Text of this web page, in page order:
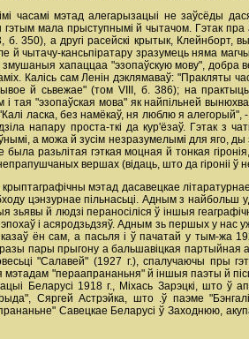
часамі мэтад алегарызацыі не заўсёды
мала прыступнымі й чытачом. Гэтак пра
350), а другі расейскі крытык, Клейнборт,
й чытачу-кансьпіратару зразумець няма
хапаццаа "эзопаўскую мову", добра
Калісь сам Ленін дэклямаваў: "Пракляты
й сьвежае" (том VIII, б. 386); на
i тая "эзопаўская мова" як найпільней
ласка, без намёкаў, ня люблю я
напару проста-ткі да кур'ёзаў. Гэтак
а можа й зусім незразумелымі для яго,
разьлітая гэткая моцная й тонкая
вершах (відаць, што да гіроніі ў
крыптаграфічны мэтад дасавецкае
цэнзурнае пільнасьці. Адным з найбольш
й людзі пераносіліся ў іншыя
i асяродзьдзяў. Адным зь першых у нас
ён сам, а пасьля i ў пачатай у тым-жа
пары прыгону а бальшавіцкая партыйная
"Салавей" (1927 г.), спалучаючы пры
мэтадам "пераапрананьня" й іншыя паэты й
Беларусі 1918 г., Міхась Зарэцкі, што ў
Сяргей Астрэйка, што .ў паэме
Савецкае Беларусі ў Заходнюю,